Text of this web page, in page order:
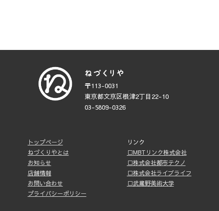
〒113-0031
東京都文京区根津2丁目22-10
03-5809-0326
トップページ
ねづくりやとは
お知らせ
店舗情報
お問い合わせ
プライバシーポリシー
リンク
□MBTリンク株式会社
□株式会社都市テクノ
□株式会社ライブライフ
□武蔵野美術大学